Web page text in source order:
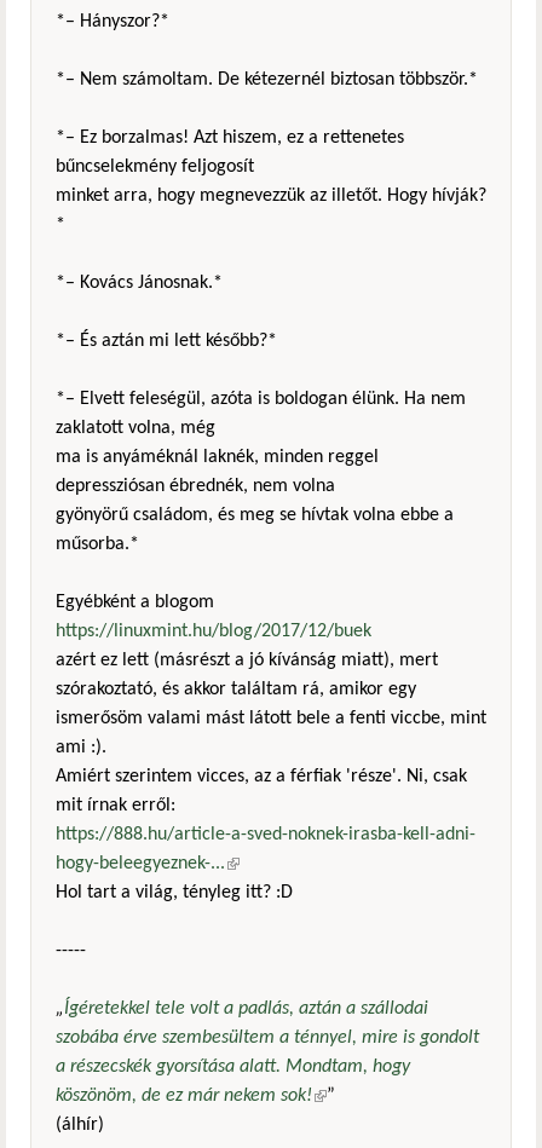
*– Hányszor?*
*– Nem számoltam. De kétezernél biztosan többször.*
*– Ez borzalmas! Azt hiszem, ez a rettenetes
bűncselekmény feljogosít
minket arra, hogy megnevezzük az illetőt. Hogy hívják?
*
*– Kovács Jánosnak.*
*– És aztán mi lett később?*
*– Elvett feleségül, azóta is boldogan élünk. Ha nem
zaklatott volna, még
ma is anyáméknál laknék, minden reggel
depressziósan ébrednék, nem volna
gyönyörű családom, és meg se hívtak volna ebbe a
műsorba.*
Egyébként a blogom
https://linuxmint.hu/blog/2017/12/buek
azért ez lett (másrészt a jó kívánság miatt), mert
szórakoztató, és akkor találtam rá, amikor egy
ismerősöm valami mást látott bele a fenti viccbe, mint
ami :).
Amiért szerintem vicces, az a férfiak 'része'. Ni, csak
mit írnak erről:
https://888.hu/article-a-sved-noknek-irasba-kell-adni-
hogy-beleegyeznek-...(külső hivatkozás)
Hol tart a világ, tényleg itt? :D
-----
„Ígéretekkel tele volt a padlás, aztán a szállodai
szobába érve szembesültem a ténnyel, mire is gondolt
a részecskék gyorsítása alatt. Mondtam, hogy
köszönöm, de ez már nekem sok!(külső hivatkozás)
”
(álhír)